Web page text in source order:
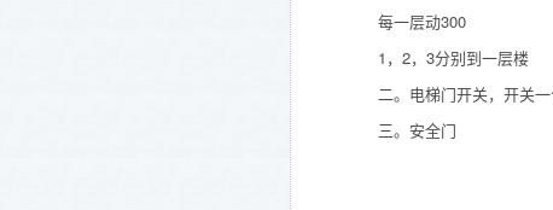
每一层动300
1，2，3分别到一层楼
二。电梯门开关，开关一
三。安全门